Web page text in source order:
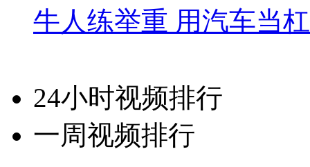
牛人练举重 用汽车当
24小时视频排行
一周视频排行